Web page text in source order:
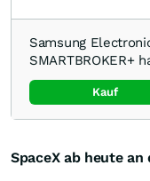
Samsung
SMARTBROKER+
Kauf
SpaceX ab heute an